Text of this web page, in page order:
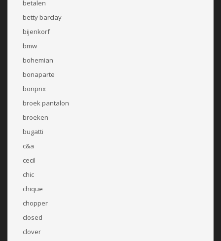
betalen
betty barclay
bijenkorf
bmw
bohemian
bonaparte
bonprix
broek pantalon
broeken
bugatti
c&a
cecil
chic
chique
chopper
closed
clover